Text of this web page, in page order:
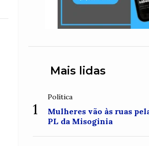
Mais lidas
1
Política
Mulheres vão às ruas
PL da Misoginia